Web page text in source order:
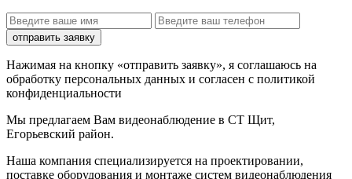
отправить заявку
Нажимая на кнопку «отправить заявку», я соглашаюсь на
обработку персональных данных и согласен с политикой
конфиденциальности
Мы предлагаем Вам видеонаблюдение в СТ Щит,
Егорьевский район.
Наша компания специализируется на проектировании,
поставке оборудования и монтаже систем видеонаблюдения